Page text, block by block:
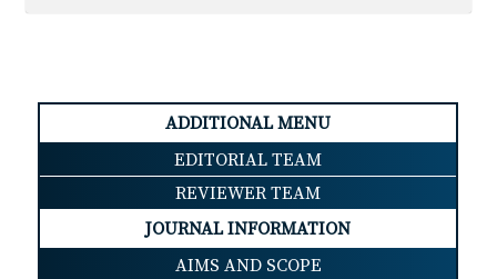
ADDITIONAL MENU
EDITORIAL TEAM
REVIEWER TEAM
JOURNAL INFORMATION
AIMS AND SCOPE